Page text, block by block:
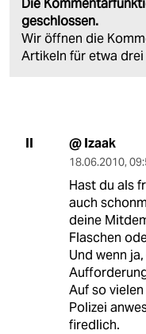
Die
geschlossen.
Wir öffnen die
Artikeln für etwa drei
II @ Izaak
18.06.2010,
Hast du als
auch
deine
Flaschen
Und wenn
Auf so
Polizei
firedlich.